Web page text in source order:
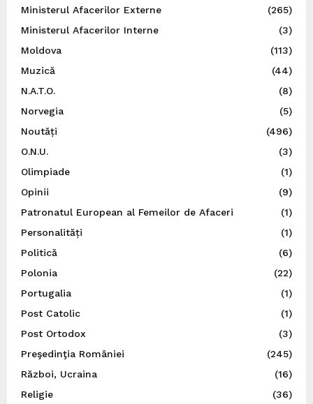
Ministerul Afacerilor Externe
(265)
Ministerul Afacerilor Interne
(3)
Moldova
(113)
Muzică
(44)
N.A.T.O.
(8)
Norvegia
(5)
Noutăți
(496)
O.N.U.
(3)
Olimpiade
(1)
Opinii
(9)
Patronatul European al Femeilor de Afaceri
(1)
Personalități
(1)
Politică
(6)
Polonia
(22)
Portugalia
(1)
Post Catolic
(1)
Post Ortodox
(3)
Preşedinţia României
(245)
Război, Ucraina
(16)
Religie
(36)